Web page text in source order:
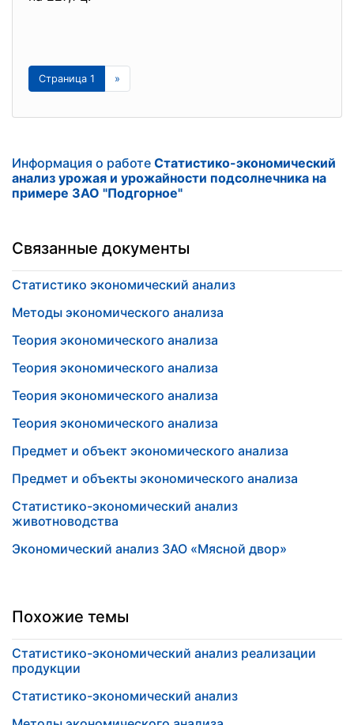
Страница 1 »
Информация о работе Статистико-экономический
анализ урожая и урожайности подсолнечника на
примере ЗАО "Подгорное"
Связанные документы
Статистико экономический анализ
Методы экономического анализа
Теория экономического анализа
Теория экономического анализа
Теория экономического анализа
Теория экономического анализа
Предмет и объект экономического анализа
Предмет и объекты экономического анализа
Статистико-экономический анализ
животноводства
Экономический анализ ЗАО «Мясной двор»
Похожие темы
Статистико-экономический анализ реализации
продукции
Статистико-экономический анализ